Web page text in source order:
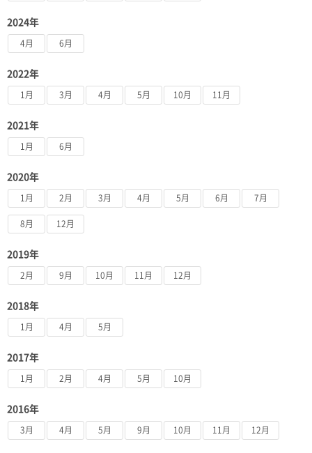
2024年
4月 6月
2022年
1月 3月 4月 5月 10月 11月
2021年
1月 6月
2020年
1月 2月 3月 4月 5月 6月 7月
8月 12月
2019年
2月 9月 10月 11月 12月
2018年
1月 4月 5月
2017年
1月 2月 4月 5月 10月
2016年
3月 4月 5月 9月 10月 11月 12月